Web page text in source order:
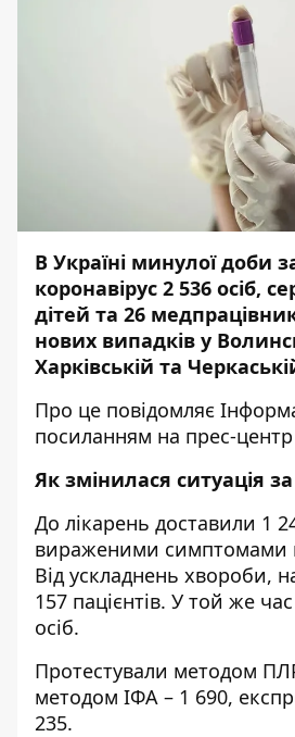
В Україні минулої доби
коронавірус 2 536 осіб,
дітей та 26
нових випадків у
Харківській та
Про це повідомляє
посиланням на прес-центр
Як змінилася ситуація
До лікарень доставили 1
вираженими симптомами
Від ускладнень хвороби,
157 пацієнтів. У той же
осіб.
Протестували методом
методом ІФА – 1 690,
235.